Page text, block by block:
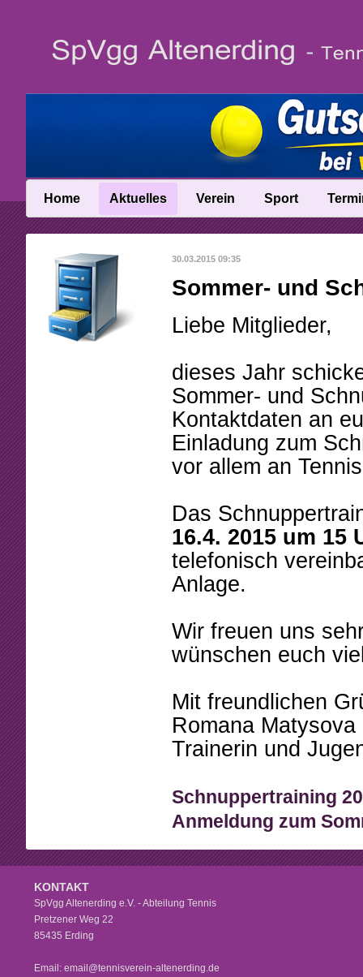
Home Aktuelles
News
News-Archiv
Verein
Vereinsinfo
Vereinschronik
Anfahrt
Abteilungsleitung
Beschlüsse
Mitgliedschaft
Arbeitsstunden
Formulare
Sport
Trainer
Talentinos
Fast Learning
Mannschaften
Tennistreff
Turniere
30.03.2015 09:35
Sommer- und
Liebe Mitglieder,
dieses Jahr
Sommer- und
Kontaktdaten an
Einladung zum
vor allem an
Das
16.4. 2015 um 15
telefonisch
Anlage.
Wir freuen uns
wünschen euch
Mit freundlichen
Romana Matysova
Trainerin und
Schnuppertraining
Anmeldung zum
KONTAKT
SpVgg Altenerding e.V. - Abteilung Tennis
Pretzener Weg 22
85435 Erding
Email: email@tennisverein-altenerding.de